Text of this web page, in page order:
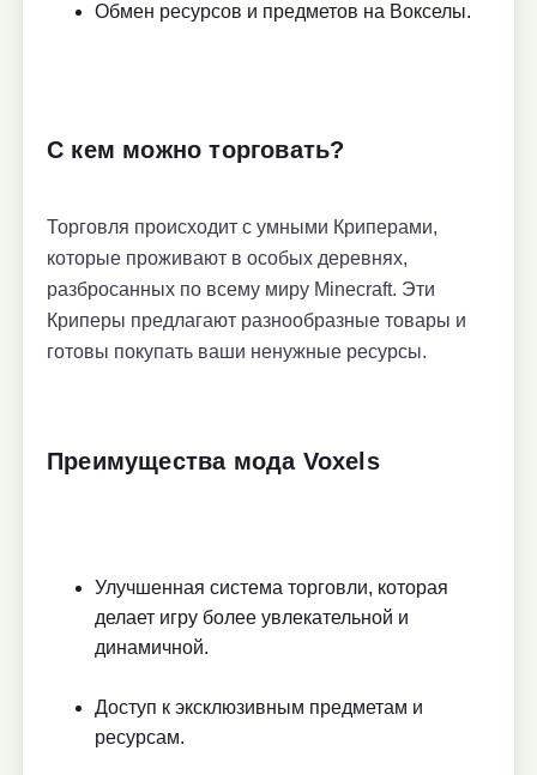
Обмен ресурсов и предметов на Вокселы.
С кем можно торговать?
Торговля происходит с умными Криперами,
которые проживают в особых деревнях,
разбросанных по всему миру Minecraft. Эти
Криперы предлагают разнообразные товары и
готовы покупать ваши ненужные ресурсы.
Преимущества мода Voxels
Улучшенная система торговли, которая
делает игру более увлекательной и
динамичной.
Доступ к эксклюзивным предметам и
ресурсам.